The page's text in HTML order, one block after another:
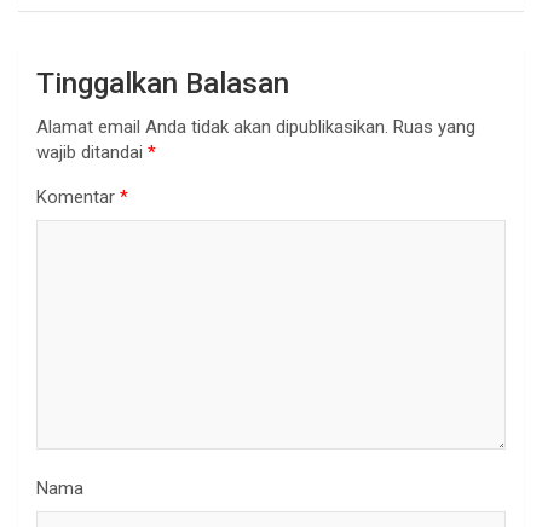
Tinggalkan Balasan
Alamat email Anda tidak akan dipublikasikan. Ruas yang
wajib ditandai *
Komentar *
Nama